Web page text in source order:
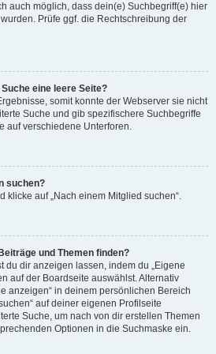
auch möglich, dass dein(e) Suchbegriff(e) hier
Prüfe ggf. die Rechtschreibung der
eine leere Seite?
somit konnte der Webserver sie nicht
Suche und gib spezifischere Suchbegriffe
auf verschiedene Unterforen.
suchen?
klicke auf „Nach einem Mitglied suchen“.
und Themen finden?
du dir anzeigen lassen, indem du „Eigene
auf der Boardseite auswählst. Alternativ
anzeigen“ in deinem persönlichen Bereich
auf deiner eigenen Profilseite
Suche, um nach von dir erstellen Themen
Optionen in die Suchmaske ein.